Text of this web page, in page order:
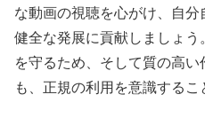
な動画の視聴を心がけ、自
健全な発展に貢献しましょ
を守るため、そして質の高
も、正規の利用を意識するこ